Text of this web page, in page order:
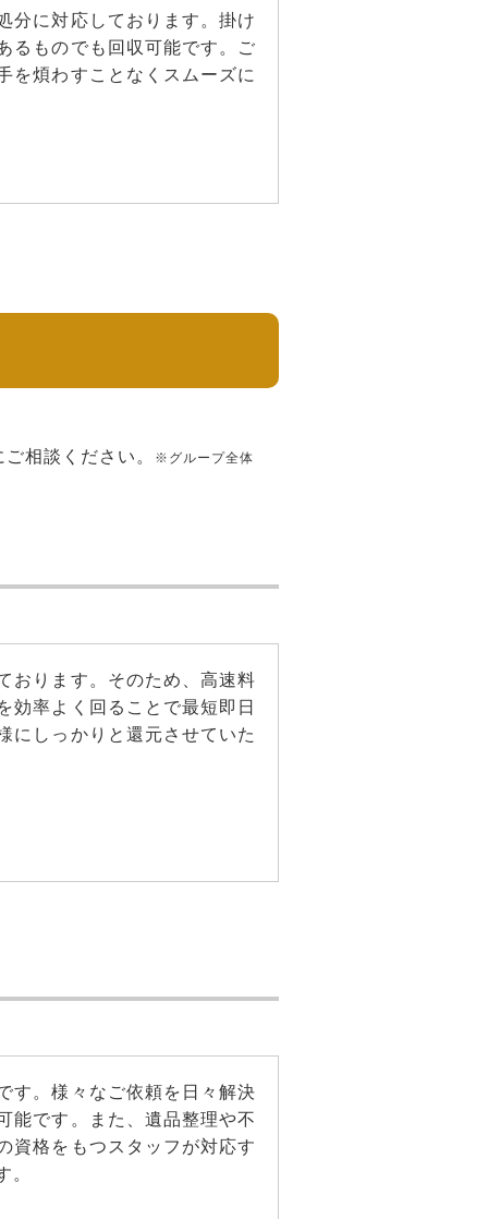
分に対応しております。掛け
るものでも回収可能です。ご
を煩わすことなくスムーズに
相談ください。 ※グループ全体
おります。そのため、高速料
効率よく回ることで最短即日
にしっかりと還元させていた
す。様々なご依頼を日々解決
能です。また、遺品整理や不
資格をもつスタッフが対応す
。